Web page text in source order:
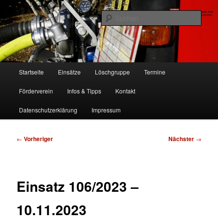
Zum
primären
Inhalt
springenFF Köln, LG RD
Freiwillige Feuerwehr Köln, Löschgruppe Rodenkirchen
Startseite Einsätze Löschgruppe Termine
Förderverein Infos & Tipps Kontakt
Datenschutzerklärung Impressum
Beitragsnavigation
← Vorheriger Nächster →
Einsatz 106/2023 –
10.11.2023